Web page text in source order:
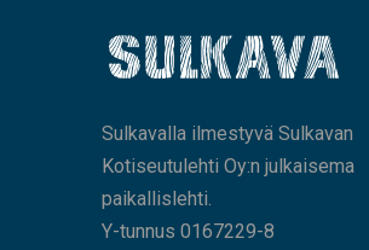
Sulkavalla ilmestyvä Sulkavan
Kotiseutulehti Oy:n julkaisema
paikallislehti.
Y-tunnus 0167229-8